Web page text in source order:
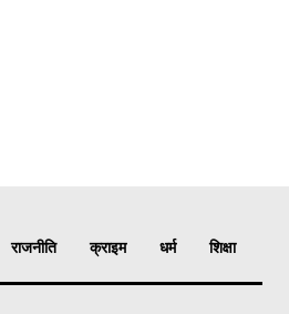
राजनीति क्राइम धर्म शिक्षा